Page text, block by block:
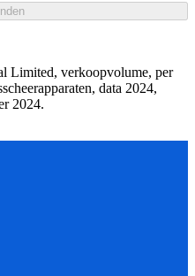
Limited, verkoopvolume, per
data 2024,
2024.